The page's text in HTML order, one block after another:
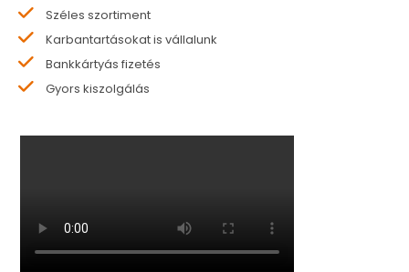
Széles szortiment
Karbantartásokat is vállalunk
Bankkártyás fizetés
Gyors kiszolgálás